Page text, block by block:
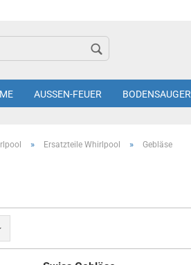
AUSSEN-FEUER BODENSAUGER
» Ersatzteile Whirlpool » Gebläse